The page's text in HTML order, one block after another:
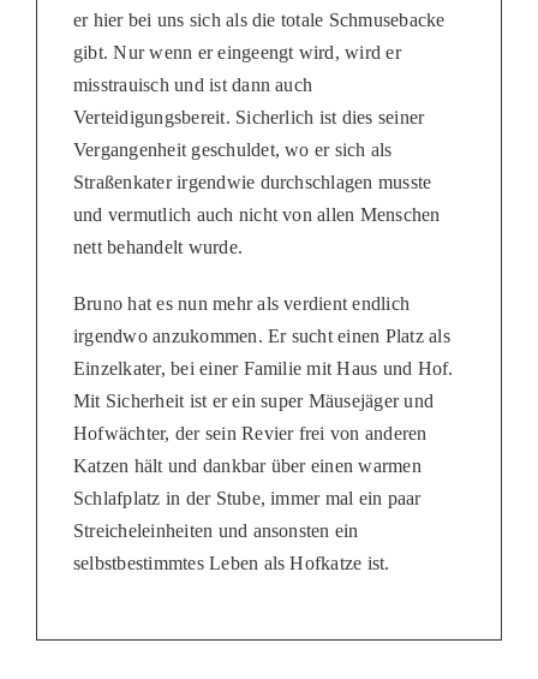
er hier bei uns sich als die totale Schmusebacke
gibt. Nur wenn er eingeengt wird, wird er
misstrauisch und ist dann auch
Verteidigungsbereit. Sicherlich ist dies seiner
Vergangenheit geschuldet, wo er sich als
Straßenkater irgendwie durchschlagen musste
und vermutlich auch nicht von allen Menschen
nett behandelt wurde.
Bruno hat es nun mehr als verdient endlich
irgendwo anzukommen. Er sucht einen Platz als
Einzelkater, bei einer Familie mit Haus und Hof.
Mit Sicherheit ist er ein super Mäusejäger und
Hofwächter, der sein Revier frei von anderen
Katzen hält und dankbar über einen warmen
Schlafplatz in der Stube, immer mal ein paar
Streicheleinheiten und ansonsten ein
selbstbestimmtes Leben als Hofkatze ist.